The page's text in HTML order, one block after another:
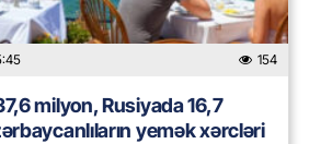
154
milyon, Rusiyada 16,7
yemək xərcləri